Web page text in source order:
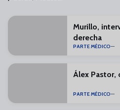
Murillo,
derecha
PARTE MÉDICO
Álex Pastor,
PARTE MÉDICO